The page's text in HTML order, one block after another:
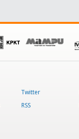
Twitter
RSS